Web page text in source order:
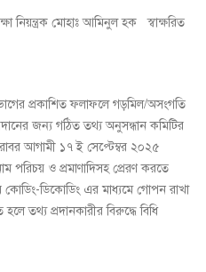
নিয়ন্ত্রক মোহাঃ আমিনুল হক স্বাক্ষরিত
প্রকাশিত ফলাফলে গড়মিল/অসংগতি
জন্য গঠিত তথ্য অনুসন্ধান কমিটির
আগামী ১৭ ই সেপ্টেম্বর ২০২৫
পরিচয় ও প্রমাণাদিসহ প্রেরণ করতে
কোডিং-ডিকোডিং এর মাধ্যমে গোপন রাখা
তথ্য প্রদানকারীর বিরুদ্ধে বিধি